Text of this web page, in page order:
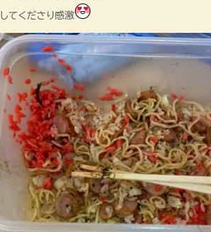
てくださり感激